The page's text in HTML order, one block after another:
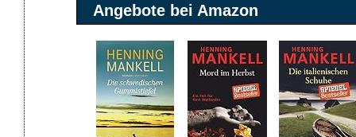
Angebote bei Amazon